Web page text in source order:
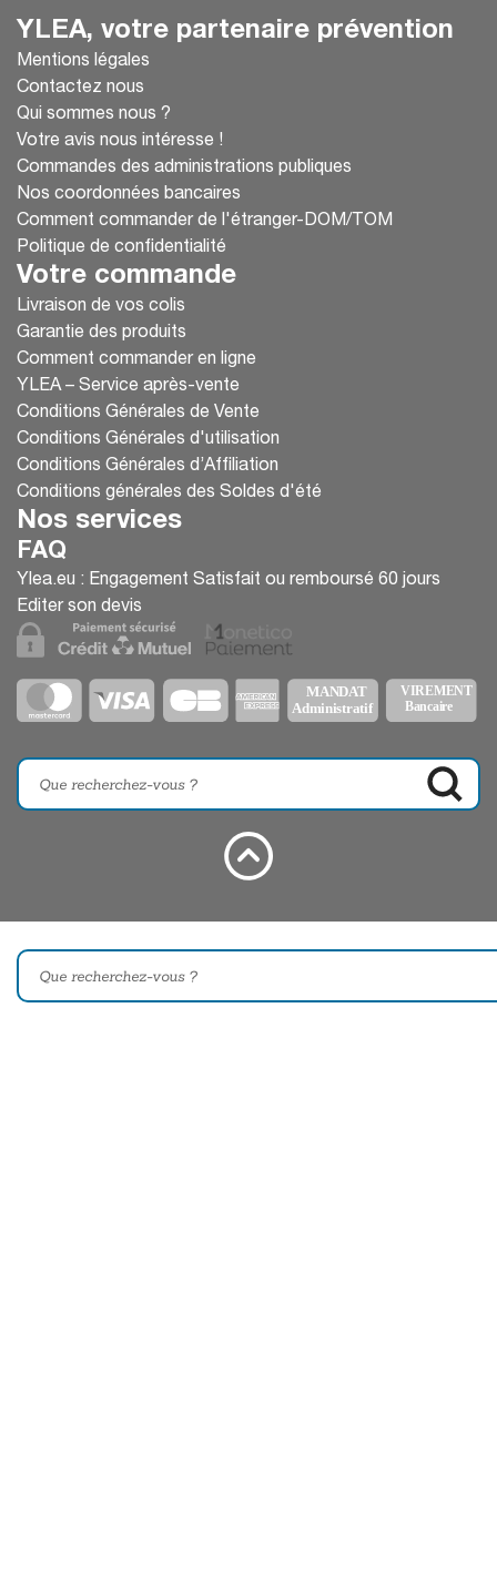
YLEA, votre partenaire prévention
Mentions légales
Contactez nous
Qui sommes nous ?
Votre avis nous intéresse !
Commandes des administrations publiques
Nos coordonnées bancaires
Comment commander de l'étranger-DOM/TOM
Politique de confidentialité
Votre commande
Livraison de vos colis
Garantie des produits
Comment commander en ligne
YLEA – Service après-vente
Conditions Générales de Vente
Conditions Générales d'utilisation
Conditions Générales d’Affiliation
Conditions générales des Soldes d'été
Nos services
FAQ
Ylea.eu : Engagement Satisfait ou remboursé 60 jours
Editer son devis